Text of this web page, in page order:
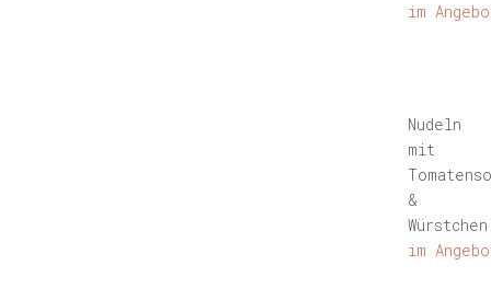
im
Nudeln
mit
&
Würstchen
im